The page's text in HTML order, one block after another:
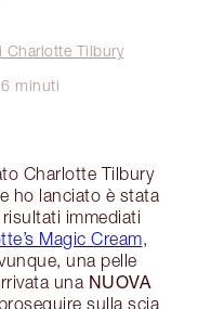
Charlotte Tilbury
minuti
Charlotte Tilbury
ho lanciato è stata
immediati
Magic Cream,
una pelle
una NUOVA
sulla scia